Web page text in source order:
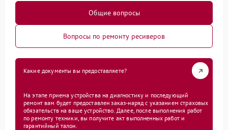
Общие вопросы
Вопросы по ремонту ресиверов
Какие документы вы предоставляете?
На этапе приема устройства на диагностику и последующий
ремонт вам будет предоставлен заказ-наряд с указанием страховых
обязательств на ваше устройство. Далее, после выполнения работ
по ремонту техники, вы получите акт выполненных работ и
гарантийный талон.